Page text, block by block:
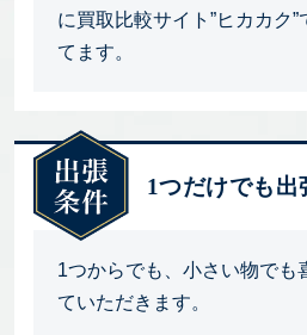
に買取比較サイト”ヒカカク
てます。
1つだけでも出
1つからでも、小さい物でも
ていただきます。